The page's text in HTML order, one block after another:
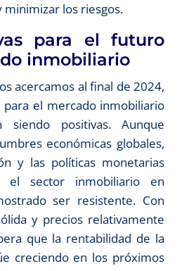
los riesgos.
para el futuro
inmobiliario
acercamos al final de 2024,
para el mercado inmobiliario
siendo positivas. Aunque
económicas globales,
y las políticas monetarias
el sector inmobiliario en
ser resistente. Con
y precios relativamente
que la rentabilidad de la
creciendo en los próximos